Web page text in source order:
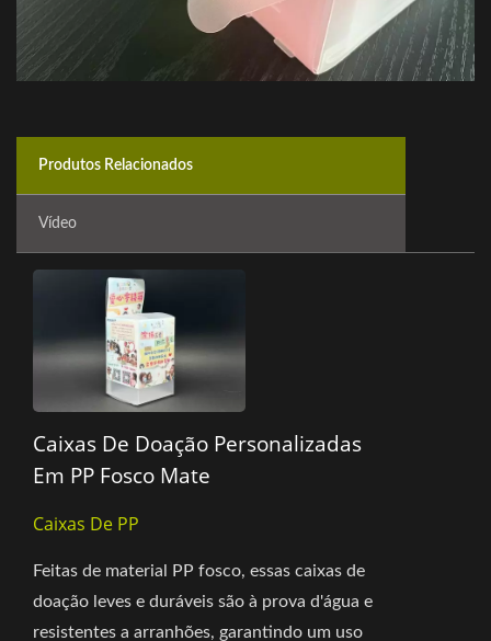
Produtos Relacionados
Vídeo
Caixas De Doação Personalizadas
Em PP Fosco Mate
Caixas De PP
Feitas de material PP fosco, essas caixas de
doação leves e duráveis são à prova d'água e
resistentes a arranhões, garantindo um uso